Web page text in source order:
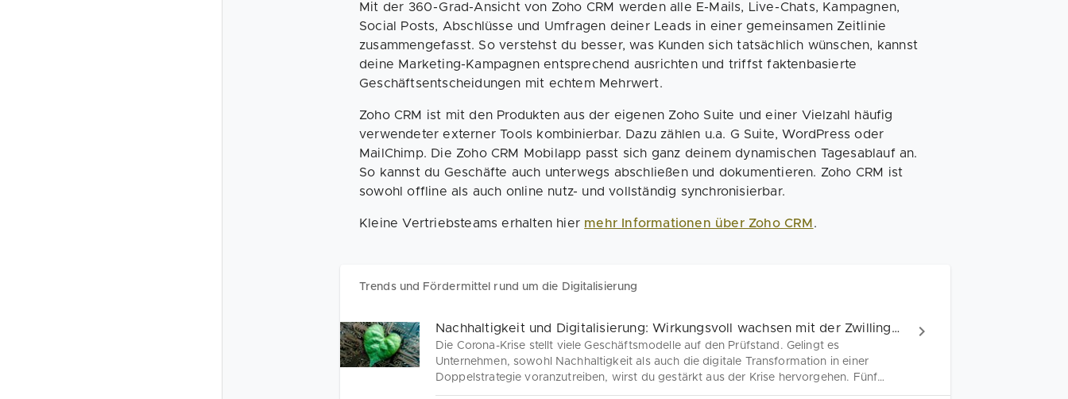
Mit der 360-Grad-Ansicht von Zoho CRM werden alle E-Mails, Live-Chats, Kampagnen,
Social Posts, Abschlüsse und Umfragen deiner Leads in einer gemeinsamen Zeitlinie
zusammengefasst. So verstehst du besser, was Kunden sich tatsächlich wünschen, kannst
deine Marketing-Kampagnen entsprechend ausrichten und triffst faktenbasierte
Geschäftsentscheidungen mit echtem Mehrwert.
Zoho CRM ist mit den Produkten aus der eigenen Zoho Suite und einer Vielzahl häufig
verwendeter externer Tools kombinierbar. Dazu zählen u.a. G Suite, WordPress oder
MailChimp. Die Zoho CRM Mobilapp passt sich ganz deinem dynamischen Tagesablauf an.
So kannst du Geschäfte auch unterwegs abschließen und dokumentieren. Zoho CRM ist
sowohl offline als auch online nutz- und vollständig synchronisierbar.
Kleine Vertriebsteams erhalten hier mehr Informationen über Zoho CRM .
Trends und Fördermittel rund um die Digitalisierung
Nachhaltigkeit und Digitalisierung: Wirkungsvoll wachsen mit der Zwillingsstrategie
Die Corona-Krise stellt viele Geschäftsmodelle auf den Prüfstand. Gelingt es
Unternehmen, sowohl Nachhaltigkeit als auch die digitale Transformation in einer
Doppelstrategie voranzutreiben, wirst du gestärkt aus der Krise hervorgehen. Fünf
strategische Schritte für dein wirkungsvolles Wachstum.